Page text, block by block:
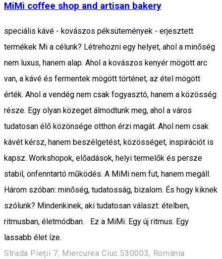
MiMi coffee shop and artisan bakery
speciális kávé - kovászos péksütemények - erjesztett
termékek Mi a célunk? Létrehozni egy helyet, ahol a minőség
nem luxus, hanem alap. Ahol a kovászos kenyér mögött arc
van, a kávé és fermentek mögött történet, az étel mögött
érték. Ahol a vendég nem csak fogyasztó, hanem a közösség
része. Egy olyan közeget álmodtunk meg, ahol a város
tudatosan élő közönsége otthon érzi magát. Ahol nem csak
kávét kérsz, hanem beszélgetést, közösséget, inspirációt is
kapsz. Workshopok, előadások, helyi termelők és persze
stabil, önfenntartó működés. A MiMi nem fut, hanem megáll.
Három szóban: minőség, tudatosság, bizalom. És hogy kiknek
szólunk? Mindenkinek, aki tudatosan választ: ételben,
ritmusban, életmódban. Ez a MiMi. Egy új ritmus. Egy
lassabb élet íze.
Strada Pieții 7, Miercurea Ciuc 530003, Románia